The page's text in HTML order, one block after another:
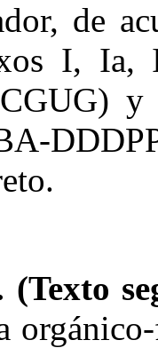
de
I,
(Texto